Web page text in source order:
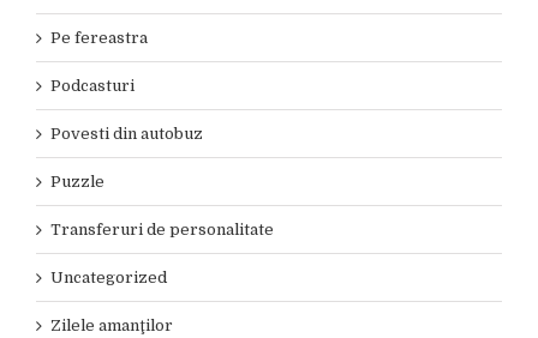
Pe fereastra
Podcasturi
Povesti din autobuz
Puzzle
Transferuri de personalitate
Uncategorized
Zilele amanţilor